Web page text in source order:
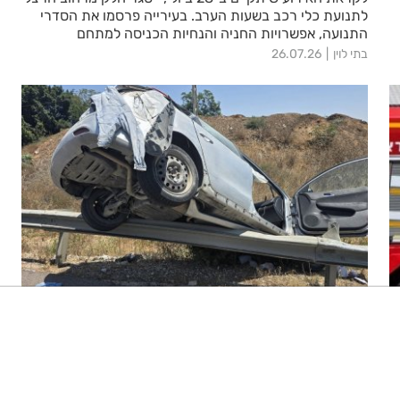
לתנועת כלי רכב בשעות הערב. בעירייה פרסמו את הסדרי
התנועה, אפשרויות החניה והנחיות הכניסה למתחם
בתי לוין 26.07.26